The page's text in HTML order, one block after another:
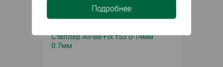
В наличии Артикул 022477
Степлер All-Be-Fix т53 0-14мм
0.7мм
Подробнее